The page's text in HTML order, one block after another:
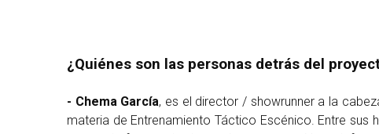
¿Quiénes son las personas detrás del
- Chema García, es el director / showrunner a la
materia de Entrenamiento Táctico Escénico. Entre